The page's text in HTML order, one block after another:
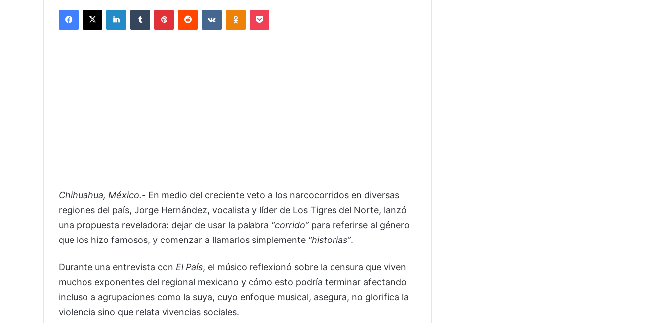
Facebook
X LinkedInTumblr PinterestReddit VKontakteOdnoklassniki
Pocket
Chihuahua, México.- En medio del creciente veto a los narcocorridos en diversas
regiones del país, Jorge Hernández, vocalista y líder de Los Tigres del Norte, lanzó
una propuesta reveladora: dejar de usar la palabra “corrido”para referirse al género
que los hizo famosos, y comenzar a llamarlos simplemente “historias”.
Durante una entrevista con El País, el músico reflexionó sobre la censura que viven
muchos exponentes del regional mexicano y cómo esto podría terminar afectando
incluso a agrupaciones como la suya, cuyo enfoque musical, asegura, no glorifica la
violencia sino que relata vivencias sociales.